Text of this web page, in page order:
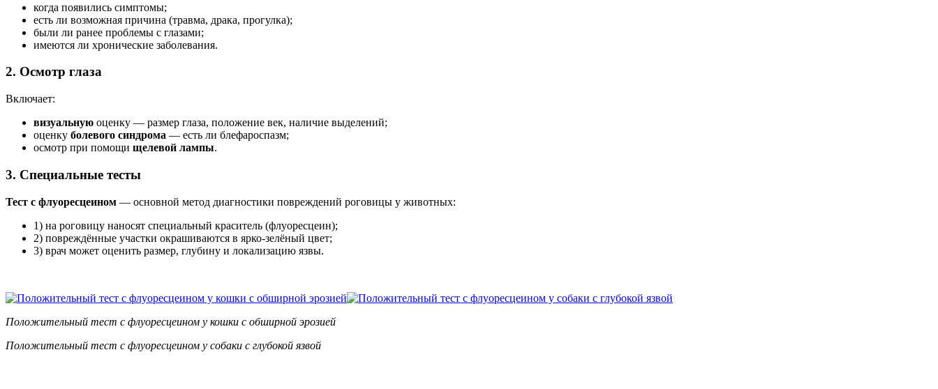
когда появились симптомы;
есть ли возможная причина (травма, драка, прогулка);
были ли ранее проблемы с глазами;
имеются ли хронические заболевания.
2. Осмотр глаза
Включает:
визуальную оценку — размер глаза, положение век, наличие выделений;
оценку болевого синдрома — есть ли блефароспазм;
осмотр при помощи щелевой лампы.
3. Специальные тесты
Тест с флуоресцеином — основной метод диагностики повреждений роговицы у животных:
1) на роговицу наносят специальный краситель (флуоресцеин);
2) повреждённые участки окрашиваются в ярко-зелёный цвет;
3) врач может оценить размер, глубину и локализацию язвы.
Положительный тест с флуоресцеином у кошки с обширной эрозией
Положительный тест с флуоресцеином у собаки с глубокой язвой